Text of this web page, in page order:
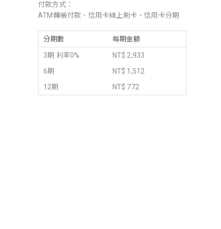
付款方式：
ATM轉帳付款、信用卡線上刷卡、信用卡分期
分期數 每期金額
3期 利率0%
NT$ 2,933
6期
NT$ 1,512
12期
NT$ 772